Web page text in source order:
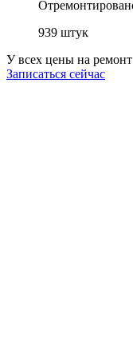
939 штук
У всех цены на
Записаться сейчас